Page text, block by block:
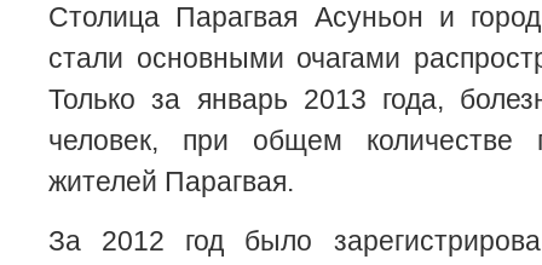
Столица Парагвая Асуньон и
стали основными очагами
Только за январь 2013 года,
человек, при общем количестве
жителей Парагвая.
За 2012 год было